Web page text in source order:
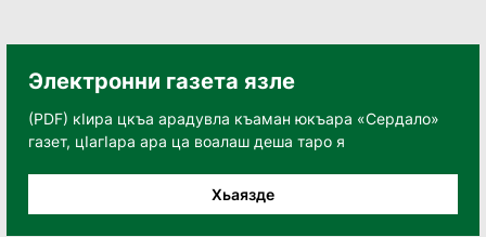
Электронни газета язле
(PDF) кӀира цкъа арадувла къаман юкъара «Сердало»
газет, цӀагӀара ара ца воалаш деша таро я
Хьаязде